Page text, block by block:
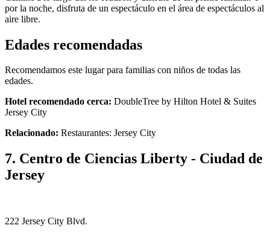
por la noche, disfruta de un espectáculo en el área de espectáculos al
aire libre.
Edades recomendadas
Recomendamos este lugar para familias con niños de todas las
edades.
Hotel recomendado cerca: DoubleTree by Hilton Hotel & Suites
Jersey City
Relacionado: Restaurantes: Jersey City
7. Centro de Ciencias Liberty - Ciudad de
Jersey
222 Jersey City Blvd.